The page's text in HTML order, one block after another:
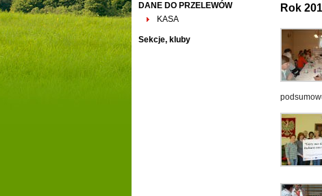
DANE DO PRZELEWÓW
KASA
Sekcje, kluby
Rok